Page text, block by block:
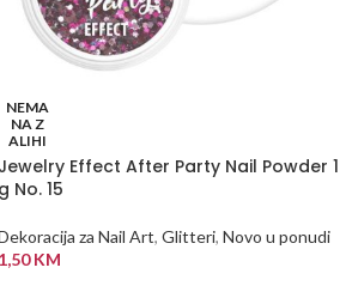
NEMA
NA Z
ALIHI
Jewelry Effect After Party Nail Powder 1
g No. 15
za Nail Art, Glitteri, Novo u ponudi
1,50KM